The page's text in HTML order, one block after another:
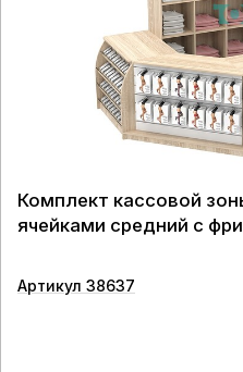
Комплект кассовой
ячейками средний с
Артикул 38637